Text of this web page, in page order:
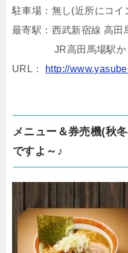
駐車場：無し(近所にコ
最寄駅：西武新宿線 高田
JR高田馬場駅か
URL：
http://
メニュー＆券売機(秋
ですよ～♪